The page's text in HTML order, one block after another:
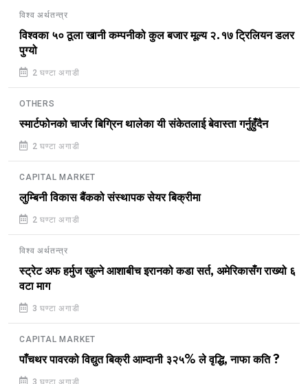
विश्व अर्थतन्त्र
विश्वका ५० ठूला खानी कम्पनीको कुल बजार मूल्य २.१७ ट्रिलियन डलर
पुग्यो
2 घण्टा अगाडी
OTHERS
स्मार्टफोनको चार्जर बिग्रिन थालेका यी संकेतलाई बेवास्ता गर्नुहुँदैन
2 घण्टा अगाडी
CAPITAL MARKET
लुम्बिनी विकास बैंकको संस्थापक सेयर बिक्रीमा
2 घण्टा अगाडी
विश्व अर्थतन्त्र
स्ट्रेट अफ हर्मुज खुल्ने आशाबीच इरानको कडा सर्त, अमेरिकासँग राख्यो ६
वटा माग
3 घण्टा अगाडी
CAPITAL MARKET
पाँचथर पावरको विद्युत बिक्री आम्दानी ३२५% ले वृद्धि, नाफा कति ?
3 घण्टा अगाडी